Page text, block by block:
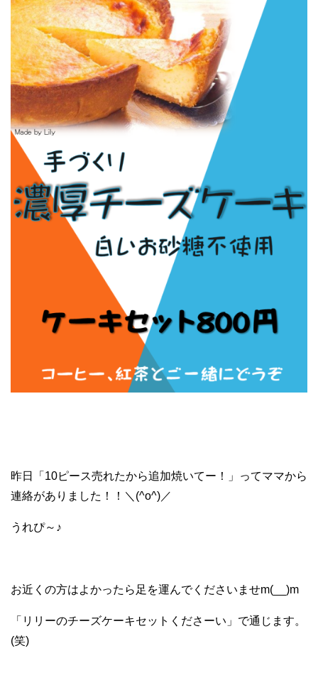
昨日「10ピース売れたから追加焼いてー！」ってママから
連絡がありました！！＼(^o^)／
うれぴ～♪
お近くの方はよかったら足を運んでくださいませm(__)m
「リリーのチーズケーキセットくださーい」で通じます。
(笑)